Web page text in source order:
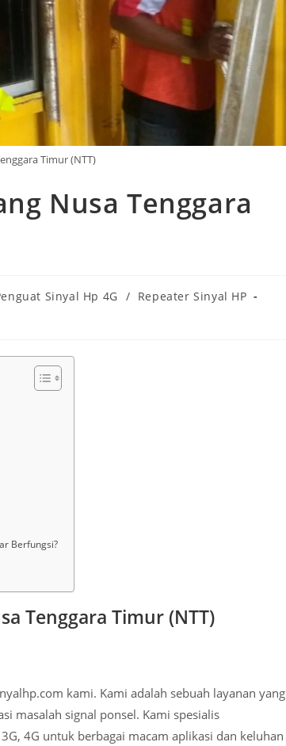
Timur (NTT)
Nusa Tenggara
Sinyal Hp 4G / Repeater Sinyal HP
Berfungsi?
Tenggara Timur (NTT)
kami. Kami adalah sebuah layanan yang
masalah signal ponsel. Kami spesialis
4G untuk berbagai macam aplikasi dan keluhan